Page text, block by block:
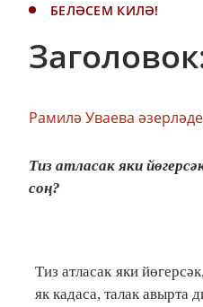
БЕЛӘСЕМ КИЛӘ!
Рамилә Уваева
Тиз атласак яки
соң?
Тиз атласак яки
як кадаса, талак авырта